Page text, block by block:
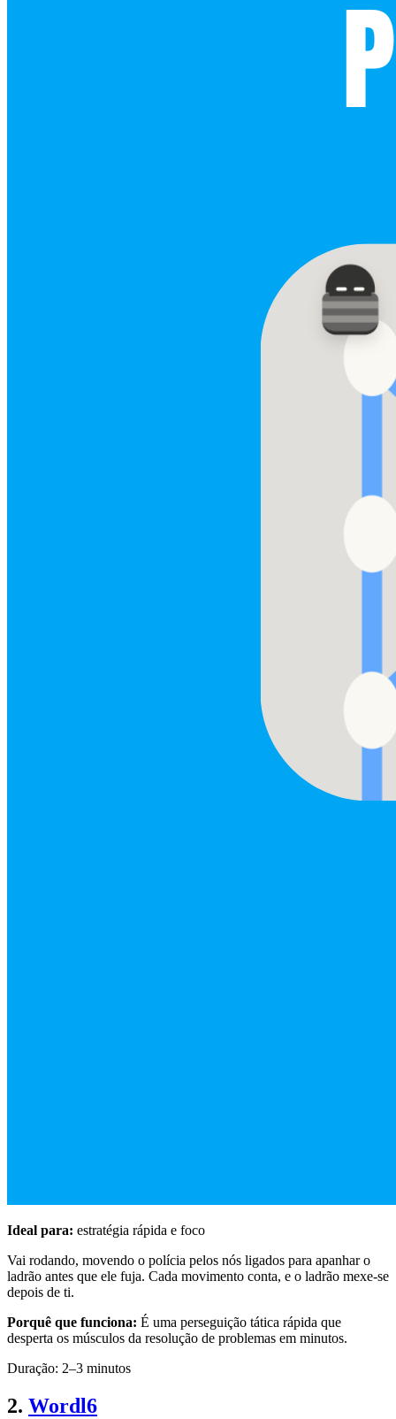
Ideal para: estratégia rápida e foco
Vai rodando, movendo o polícia pelos nós ligados para apanhar o
ladrão antes que ele fuja. Cada movimento conta, e o ladrão mexe-se
depois de ti.
Porquê que funciona: É uma perseguição tática rápida que
desperta os músculos da resolução de problemas em minutos.
Duração: 2–3 minutos
2. Wordl6